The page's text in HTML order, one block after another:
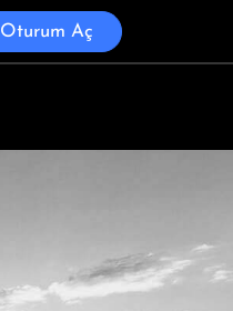
Oturum Aç